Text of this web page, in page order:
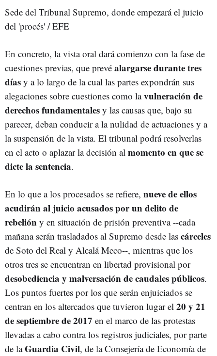
Sede del Tribunal Supremo, donde empezará el juicio
del 'procés' / EFE
En concreto, la vista oral dará comienzo con la fase de
cuestiones previas, que prevé alargarse durante tres
días y a lo largo de la cual las partes expondrán sus
alegaciones sobre cuestiones como lavulneración de
derechos fundamentales y las causas que, bajo su
parecer, deban conducir a la nulidad de actuaciones y a
la suspensión de la vista. El tribunal podrá resolverlas
en el acto o aplazar la decisión al momento en que se
dicte la sentencia.
En lo que a los procesados se refiere, nueve de ellos
acudirán al juicio acusados por un delito de
rebelión y en situación de prisión preventiva --cada
mañana serán trasladados al Supremo desde las cárceles
de Soto del Real y Alcalá Meco--, mientras que los
otros tres se encuentran en libertad provisional por
desobediencia y malversación de caudales públicos.
Los puntos fuertes por los que serán enjuiciados se
centran en los altercados que tuvieron lugar el 20 y 21
de septiembre de 2017 en el marco de las protestas
llevadas a cabo contra los registros judiciales, por parte
de laGuardia Civil, de la Consejería de Economía de